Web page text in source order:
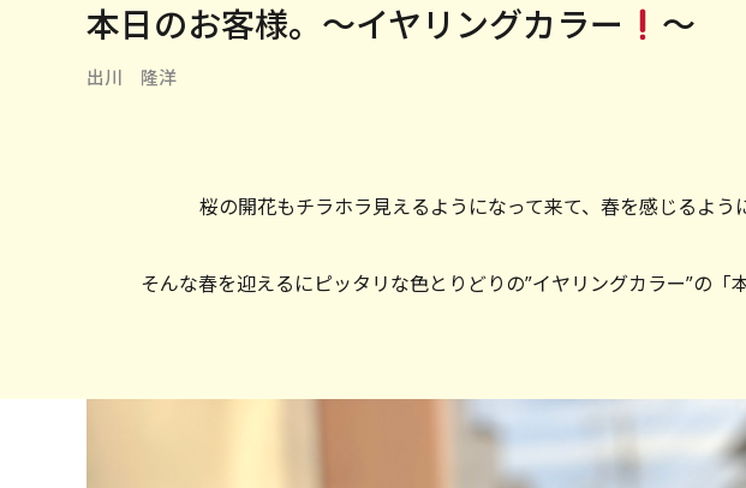
本日のお客様。〜イヤリングカラー 〜
出川 隆洋
桜の開花もチラホラ見えるようになって来て、春を感じるよ
そんな春を迎えるにピッタリな色とりどりの”イヤリングカラー”の「